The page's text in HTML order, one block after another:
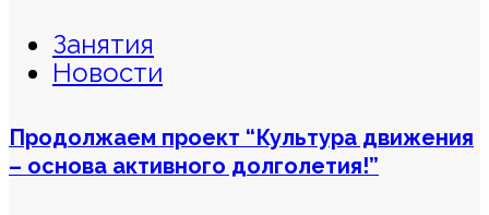
Занятия
Новости
Продолжаем проект “Культура движения
– основа активного долголетия!”